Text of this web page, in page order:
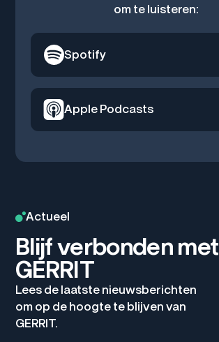
om te luisteren:
Spotify
Apple Podcasts
Actueel
Blijf verbonden met
GERRIT
Lees de laatste nieuwsberichten
om op de hoogte te blijven van
GERRIT.